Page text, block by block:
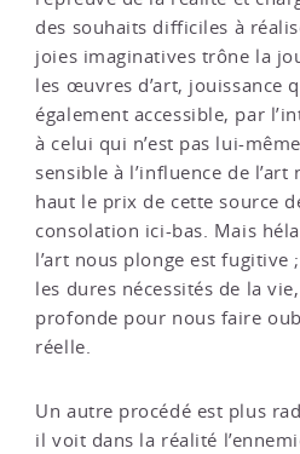
des souhaits difficiles à
joies imaginatives trône la
les œuvres d’art, jouissance
également accessible, par
à celui qui n’est pas lui-
sensible à l’influence de l’art
haut le prix de cette source
consolation ici-bas. Mais
l’art nous plonge est
les dures nécessités de la
profonde pour nous faire
réelle.
Un autre procédé est plus
il voit dans la réalité